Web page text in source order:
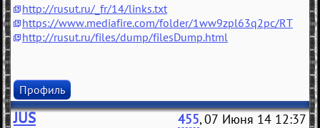
http://rusut.ru/_fr/14/links.txt
https://www.mediafire.com/folder/1ww9zpl63q2pc/RT
http://rusut.ru/files/dump/filesDump.html
Профиль
JUS 455, 07 Июня 14 12:37